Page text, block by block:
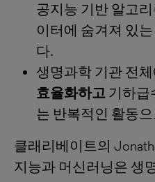
공지능 기반 알고
이터에 숨겨져 있
다.
생명과학 기관 전
효율화하고 기하급
는 반복적인 활동
클래리베이트의
지능과 머신러닝은 생